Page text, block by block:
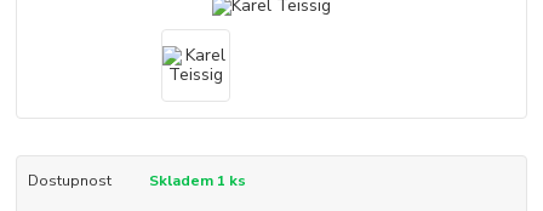
Dostupnost Skladem 1 ks